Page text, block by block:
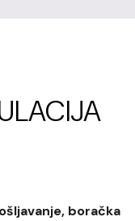
boračka